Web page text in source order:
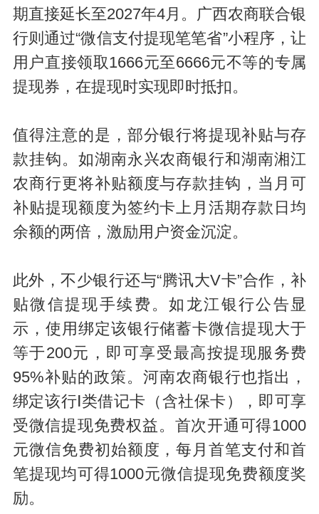
期直接延长至2027年4月。广西农商联合银
行则通过“微信支付提现笔笔省”小程序，让
用户直接领取1666元至6666元不等的专属
提现券，在提现时实现即时抵扣。
值得注意的是，部分银行将提现补贴与存
款挂钩。如湖南永兴农商银行和湖南湘江
农商行更将补贴额度与存款挂钩，当月可
补贴提现额度为签约卡上月活期存款日均
余额的两倍，激励用户资金沉淀。
此外，不少银行还与“腾讯大V卡”合作，补
贴微信提现手续费。如龙江银行公告显
示，使用绑定该银行储蓄卡微信提现大于
等于200元，即可享受最高按提现服务费
95%补贴的政策。河南农商银行也指出，
绑定该行Ⅰ类借记卡（含社保卡），即可享
受微信提现免费权益。首次开通可得1000
元微信免费初始额度，每月首笔支付和首
笔提现均可得1000元微信提现免费额度奖
励。